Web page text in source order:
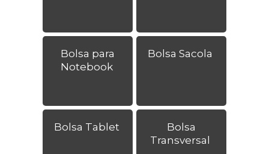
Bolsa para
Notebook
Bolsa Sacola
Bolsa Tablet
Bolsa
Transversal